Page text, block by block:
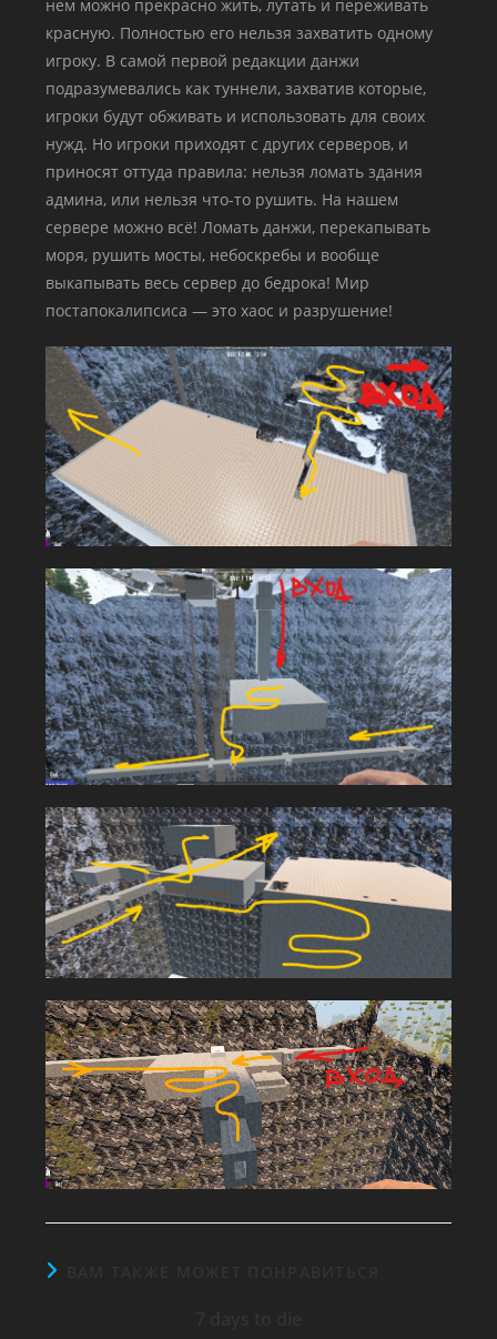
нем можно прекрасно жить, лутать и переживать
красную. Полностью его нельзя захватить одному
игроку. В самой первой редакции данжи
подразумевались как туннели, захватив которые,
игроки будут обживать и использовать для своих
нужд. Но игроки приходят с других серверов, и
приносят оттуда правила: нельзя ломать здания
админа, или нельзя что-то рушить. На нашем
сервере можно всё! Ломать данжи, перекапывать
моря, рушить мосты, небоскребы и вообще
выкапывать весь сервер до бедрока! Мир
постапокалипсиса — это хаос и разрушение!